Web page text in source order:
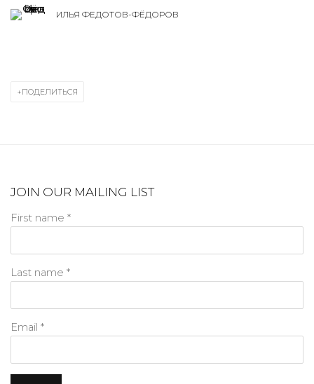
ИЛЬЯ ФЕДОТОВ-ФЁДОРОВ
ПОДЕЛИТЬСЯ
JOIN OUR MAILING LIST
First name *
Last name *
Email *